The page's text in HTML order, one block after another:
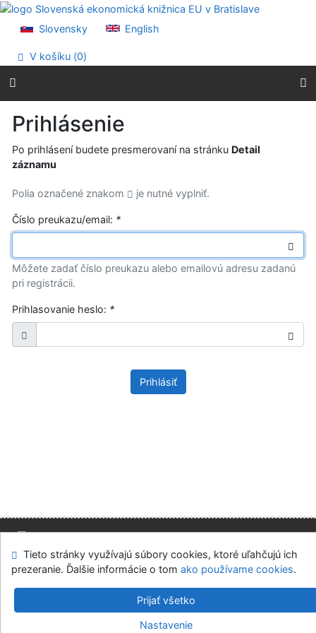
Prejsť na obsah
Prehlásenie o webovej prístupnosti
Slovensky English
V košíku (0)
Prihlásenie
Po prihlásení budete presmerovaní na stránku Detail
záznamu
Polia označené znakom je nutné vyplniť.
Číslo preukazu/email: *
Môžete zadať číslo preukazu alebo emailovú adresu zadanú
pri registrácii.
Prihlasovanie heslo: *
Prihlásiť
Mapa stránok Prístupnosť
Súkromie
Modul OpenSearch
Napíšte nám Nastavenie cookies
Slovenská ekonomická knižnica EU v Bratislave
v.4.8.63a-Cosmotron Slovakia, s.r.o.
Tieto stránky využívajú súbory cookies, ktoré uľahčujú ich
prezeranie. Ďalšie informácie o tom ako používame cookies.
Prijať všetko
Nastavenie